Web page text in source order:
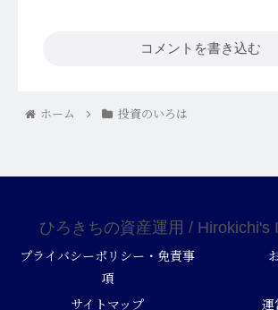
コメントを書き込む
ホーム 投資のいろは
ひろきちの資産運用 / Hirokichi's
プライバシーポリシー・免責事
項
サイトマップ 運